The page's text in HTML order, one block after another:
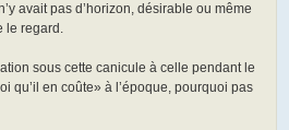
avait pas d’horizon, désirable ou même
le regard.
sous cette canicule à celle pendant le
qu’il en coûte» à l’époque, pourquoi pas